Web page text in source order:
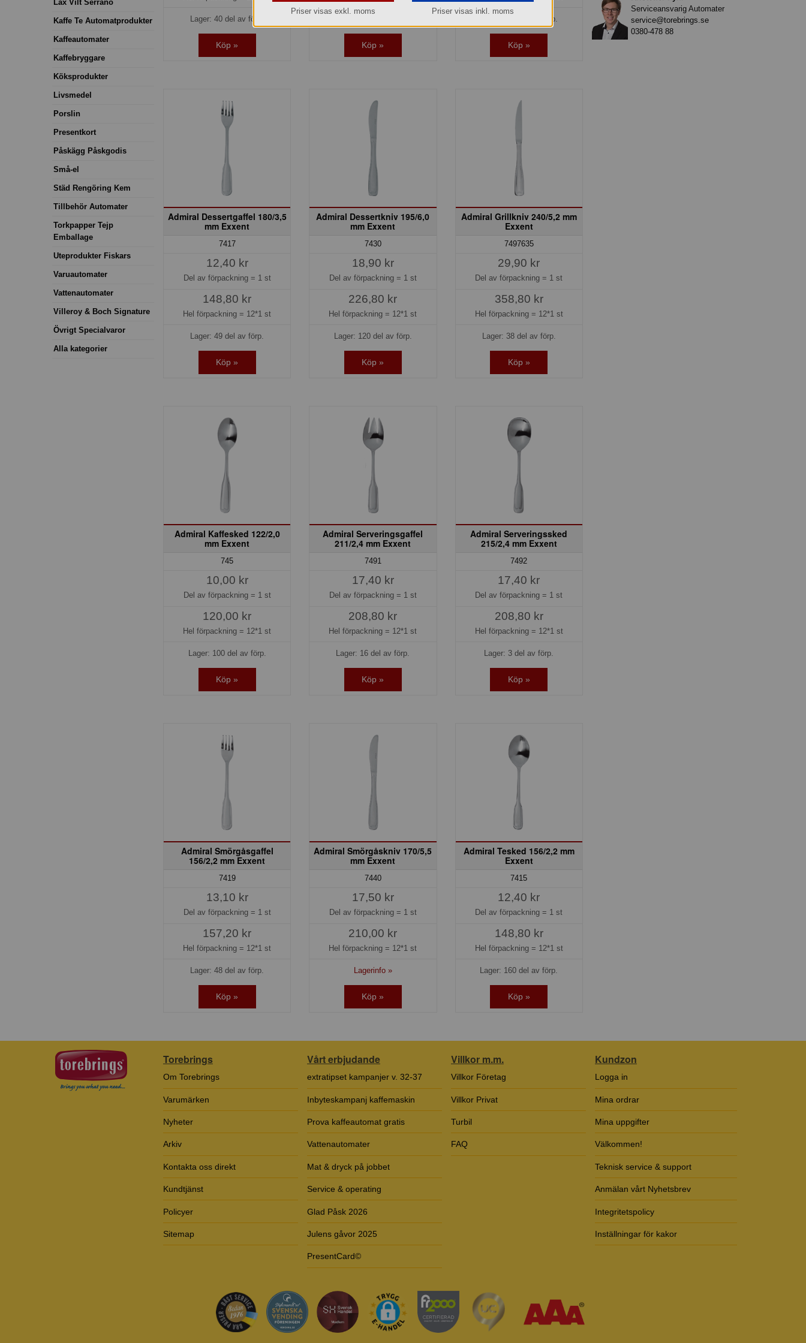
Lax Vilt Serrano
Kaffe Te Automatprodukter
Kaffeautomater
Kaffebryggare
Köksprodukter
Livsmedel
Porslin
Presentkort
Påskägg Påskgodis
Små-el
Städ Rengöring Kem
Tillbehör Automater
Torkpapper Tejp
Emballage
Uteprodukter Fiskars
Varuautomater
Vattenautomater
Villeroy & Boch Signature
Övrigt Specialvaror
Alla kategorier
Lager: 40 del av förp.
Köp » Köp »
Lager: 231 del av förp.
Köp »
Admiral Dessertgaffel 180/3,5
mm Exxent
7417
12,40 kr
Del av förpackning = 1 st
148,80 kr
Hel förpackning = 12*1 st
Lager: 49 del av förp.
Köp »
Admiral Dessertkniv 195/6,0
mm Exxent
7430
18,90 kr
Del av förpackning = 1 st
226,80 kr
Hel förpackning = 12*1 st
Lager: 120 del av förp.
Köp »
Admiral Grillkniv 240/5,2 mm
Exxent
7497635
29,90 kr
Del av förpackning = 1 st
358,80 kr
Hel förpackning = 12*1 st
Lager: 38 del av förp.
Köp »
Admiral Kaffesked 122/2,0
mm Exxent
745
10,00 kr
Del av förpackning = 1 st
120,00 kr
Hel förpackning = 12*1 st
Lager: 100 del av förp.
Köp »
Admiral Serveringsgaffel
211/2,4 mm Exxent
7491
17,40 kr
Del av förpackning = 1 st
208,80 kr
Hel förpackning = 12*1 st
Lager: 16 del av förp.
Köp »
Admiral Serveringssked
215/2,4 mm Exxent
7492
17,40 kr
Del av förpackning = 1 st
208,80 kr
Hel förpackning = 12*1 st
Lager: 3 del av förp.
Köp »
Admiral Smörgåsgaffel
156/2,2 mm Exxent
7419
13,10 kr
Del av förpackning = 1 st
157,20 kr
Hel förpackning = 12*1 st
Lager: 48 del av förp.
Köp »
Admiral Smörgåskniv 170/5,5
mm Exxent
7440
17,50 kr
Del av förpackning = 1 st
210,00 kr
Hel förpackning = 12*1 st
Lagerinfo »
Köp »
Admiral Tesked 156/2,2 mm
Exxent
7415
12,40 kr
Del av förpackning = 1 st
148,80 kr
Hel förpackning = 12*1 st
Lager: 160 del av förp.
Köp »
Serviceansvarig Automater
service@torebrings.se
0380-478 88
Torebrings
Om Torebrings
Varumärken
Nyheter
Arkiv
Kontakta oss direkt
Kundtjänst
Policyer
Sitemap
Vårt erbjudande
extratipset kampanjer v. 32-37
Inbyteskampanj kaffemaskin
Prova kaffeautomat gratis
Vattenautomater
Mat & dryck på jobbet
Service & operating
Glad Påsk 2026
Julens gåvor 2025
PresentCard©
Villkor m.m.
Villkor Företag
Villkor Privat
Turbil
FAQ
Kundzon
Logga in
Mina ordrar
Mina uppgifter
Välkommen!
Teknisk service & support
Anmälan vårt Nyhetsbrev
Integritetspolicy
Inställningar för kakor
Priser visas exkl. moms Priser visas inkl. moms